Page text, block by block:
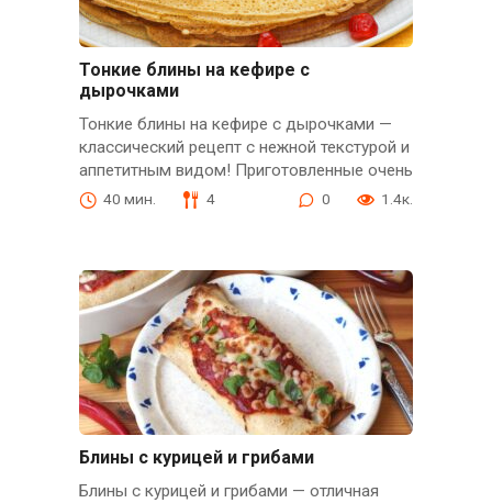
Тонкие блины на кефире с
дырочками
Тонкие блины на кефире с дырочками —
классический рецепт с нежной текстурой и
аппетитным видом! Приготовленные очень
40 мин. 4 0 1.4к.
Блины с курицей и грибами
Блины с курицей и грибами — отличная